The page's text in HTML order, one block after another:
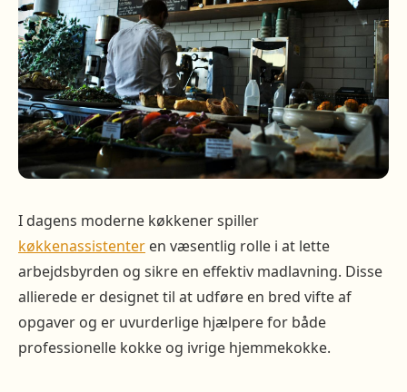
I dagens moderne køkkener spiller
køkkenassistenter en væsentlig rolle i at lette
arbejdsbyrden og sikre en effektiv madlavning. Disse
allierede er designet til at udføre en bred vifte af
opgaver og er uvurderlige hjælpere for både
professionelle kokke og ivrige hjemmekokke.